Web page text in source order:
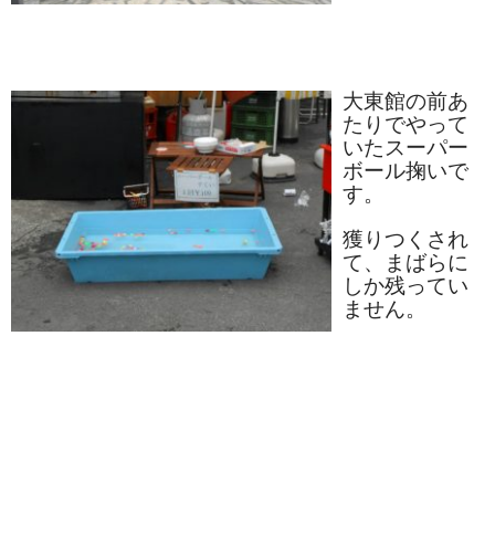
会社情報
会社理念
大東館の前あ
たりでやって
いたスーパー
ボール掬いで
す。
獲りつくされ
て、まばらに
しか残ってい
ません。